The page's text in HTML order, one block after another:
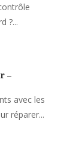
?...
–
avec les
réparer...